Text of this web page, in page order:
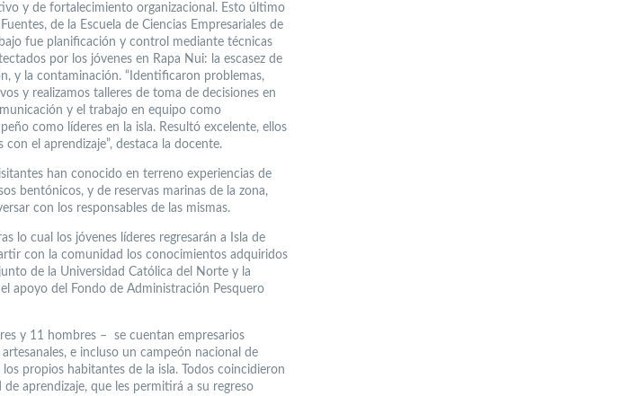
y de fortalecimiento organizacional. Esto último
de la Escuela de Ciencias Empresariales de
fue planificación y control mediante técnicas
por los jóvenes en Rapa Nui: la escasez de
y la contaminación. “Identificaron problemas,
y realizamos talleres de toma de decisiones en
y el trabajo en equipo como
como líderes en la isla. Resultó excelente, ellos
el aprendizaje”, destaca la docente.
han conocido en terreno experiencias de
bentónicos, y de reservas marinas de la zona,
con los responsables de las mismas.
lo cual los jóvenes líderes regresarán a Isla de
con la comunidad los conocimientos adquiridos
de la Universidad Católica del Norte y la
apoyo del Fondo de Administración Pesquero
y 11 hombres – se cuentan empresarios
e incluso un campeón nacional de
propios habitantes de la isla. Todos coincidieron
aprendizaje, que les permitirá a su regreso